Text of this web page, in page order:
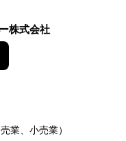
株式会社
業、小売業）